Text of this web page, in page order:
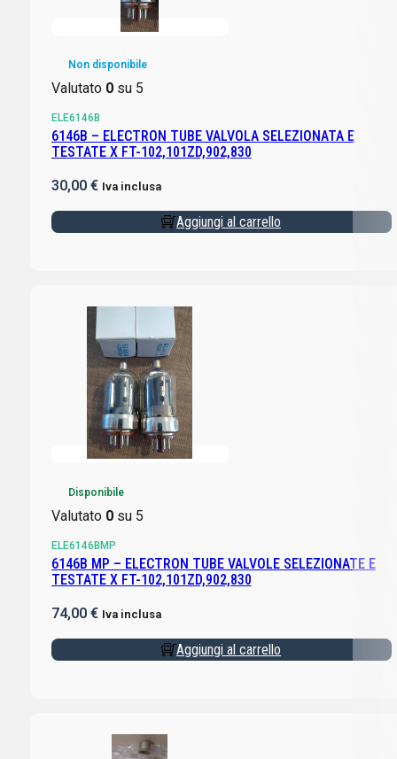
Non disponibile
Valutato 0su 5
ELE6146B
6146B – ELECTRON TUBE VALVOLA SELEZIONATA E
TESTATE X FT-102,101ZD,902,830
30,00 € Iva inclusa
Aggiungi al carrello
Disponibile
Valutato 0su 5
ELE6146BMP
6146B MP – ELECTRON TUBE VALVOLE SELEZIONATE E
TESTATE X FT-102,101ZD,902,830
74,00 € Iva inclusa
Aggiungi al carrello